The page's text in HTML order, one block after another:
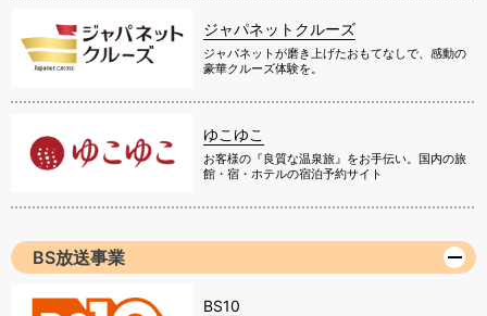
ジャパネットクルーズ
ジャパネットが磨き上げたおもてなしで、感動の
豪華クルーズ体験を。
ゆこゆこ
お客様の『良質な温泉旅』をお手伝い。国内の旅
館・宿・ホテルの宿泊予約サイト
BS放送事業
BS10